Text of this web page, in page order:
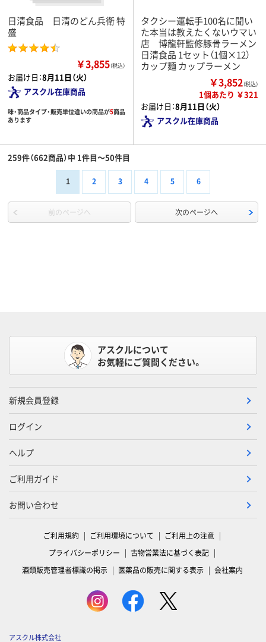
日清食品 日清のどん兵衛 特
盛
￥3,855（税込）
お届け日：8月11日（火）
アスクル在庫商品
味・商品タイプ・販売単位違いの商品が5商品
あります
タクシー運転手100名に聞い
た本当は教えたくないウマい
店 博龍軒監修豚骨ラーメン
日清食品 1セット（1個×12）
カップ麺 カップラーメン
￥3,852（税込）
1個あたり ￥321
お届け日：8月11日（火）
アスクル在庫商品
259件（662商品）中 1件目～50件目
1 2 3 4 5 6
前のページへ 次のページへ
アスクルについて
お気軽にご質問ください。
新規会員登録
ログイン
ヘルプ
ご利用ガイド
お問い合わせ
ご利用規約 ご利用環境について
ご利用上の注意
プライバシーポリシー
古物営業法に基づく表記
酒類販売管理者標識の掲示
医薬品の販売に関する表示 会社案内
アスクル株式会社